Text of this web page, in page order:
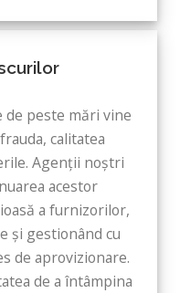
de peste mări vine
​​calitatea
Agenții noștri
acestor
a furnizorilor,
și gestionând cu
de aprovizionare.
de a întâmpina